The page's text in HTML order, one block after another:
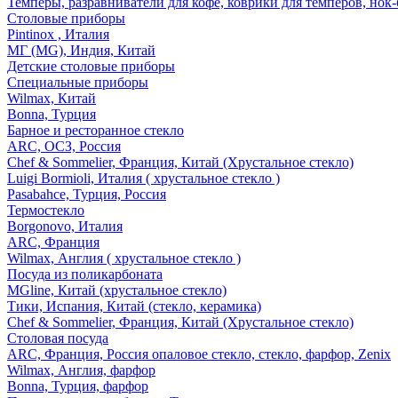
Столовые приборы
Pintinox , Италия
МГ (MG), Индия, Китай
Детские столовые приборы
Специальные приборы
Wilmax, Китай
Bonna, Турция
Барное и ресторанное стекло
ARC, ОСЗ, Россия
Chef & Sommelier, Франция, Китай (Хрустальное стекло)
Luigi Bormioli, Италия ( хрустальное стекло )
Pasabahce, Турция, Россия
Термостекло
Borgonovo, Италия
ARC, Франция
Wilmax, Англия ( хрустальное стекло )
Посуда из поликарбоната
MGline, Китай (хрустальное стекло)
Тики, Испания, Китай (стекло, керамика)
Chef & Sommelier, Франция, Китай (Хрустальное стекло)
Столовая посуда
ARC, Франция, Россия опаловое стекло, стекло, фарфор, Zenix
Wilmax, Англия, фарфор
Bonna, Турция, фарфор